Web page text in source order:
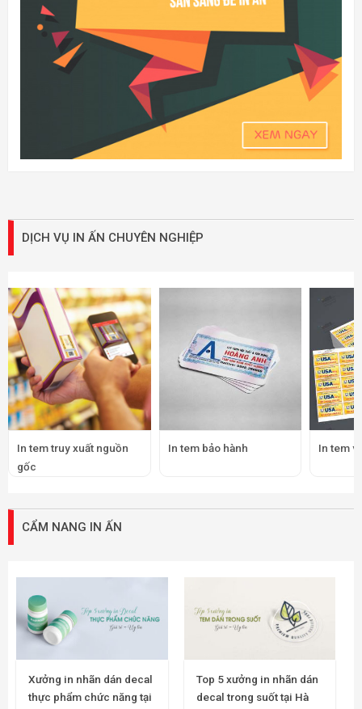
DỊCH VỤ IN ẤN CHUYÊN NGHIỆP
In tem truy xuất nguồn
gốc
In tem bảo hành In tem
CẨM NANG IN ẤN
Xưởng in nhãn dán decal
thực phẩm chức năng tại
Top 5 xưởng in nhãn dán
decal trong suốt tại Hà